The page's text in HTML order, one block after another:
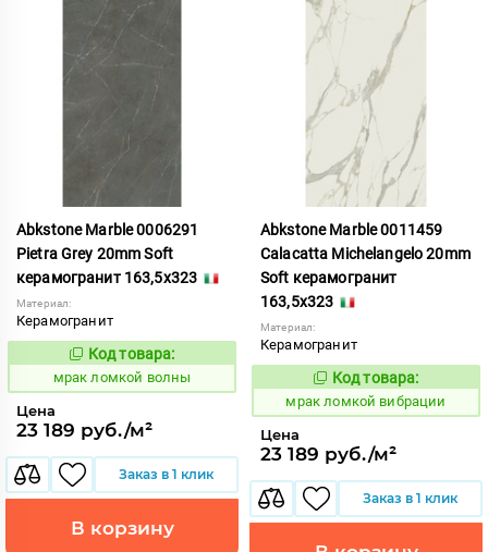
Abkstone Marble 0006291
Pietra Grey 20mm Soft
керамогранит 163,5x323
Материал:
Керамогранит
1052887
Код товара:
мрак ломкой волны
Цена
23 189 руб./м²
Заказ в 1 клик
В корзину
Abkstone Marble 0011459
Calacatta Michelangelo 20mm
Soft керамогранит
163,5x323
Материал:
Керамогранит
1052885
Код товара:
мрак ломкой вибрации
Цена
23 189 руб./м²
Заказ в 1 клик